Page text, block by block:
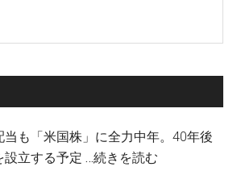
当も「米国株」に全力中年。40年後
設立する予定 …続きを読む